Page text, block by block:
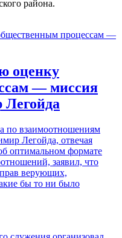
района.
оценку
— миссия
по взаимоотношениям
Легойда, отвечая
оптимальном формате
заявил, что
верующих,
бы то ни было